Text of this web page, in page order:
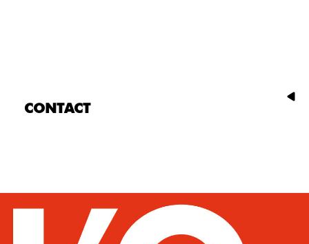
CONTACT